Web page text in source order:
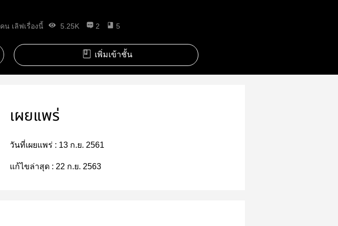
คน เลิฟเรื่องนี้ 5.25K 2 5
เพิ่มเข้าชั้น
เผยแพร่
วันที่เผยแพร่ : 13 ก.ย. 2561
แก้ไขล่าสุด : 22 ก.ย. 2563